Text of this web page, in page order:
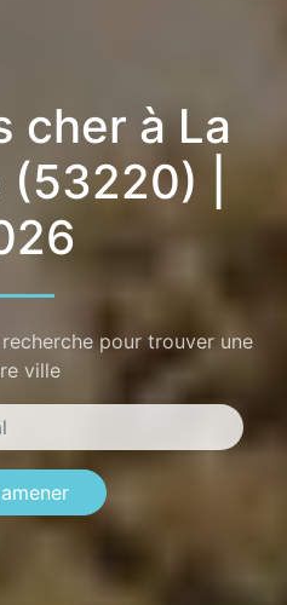
cher à La
|
pour trouver une
ville